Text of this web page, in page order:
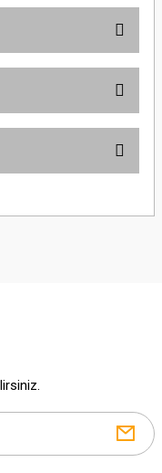
kullanarak tarafımıza